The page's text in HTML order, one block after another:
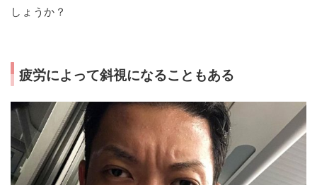
しょうか？
疲労によって斜視になることもある